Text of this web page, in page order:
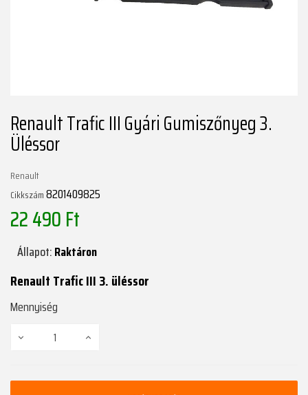
Renault Trafic III Gyári Gumiszőnyeg 3.
Üléssor
Renault
Cikkszám8201409825
22 490 Ft
Állapot:Raktáron
Renault Trafic III 3. üléssor
Mennyiség